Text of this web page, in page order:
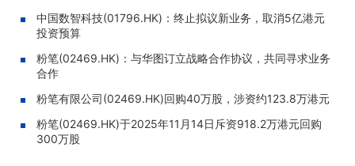
中国数智科技(01796.HK)：终止拟议新业务，取消5亿港元
投资预算
粉笔(02469.HK)：与华图订立战略合作协议，共同寻求业务
合作
粉笔有限公司(02469.HK)回购40万股，涉资约123.8万港元
粉笔(02469.HK)于2025年11月14日斥资918.2万港元回购
300万股